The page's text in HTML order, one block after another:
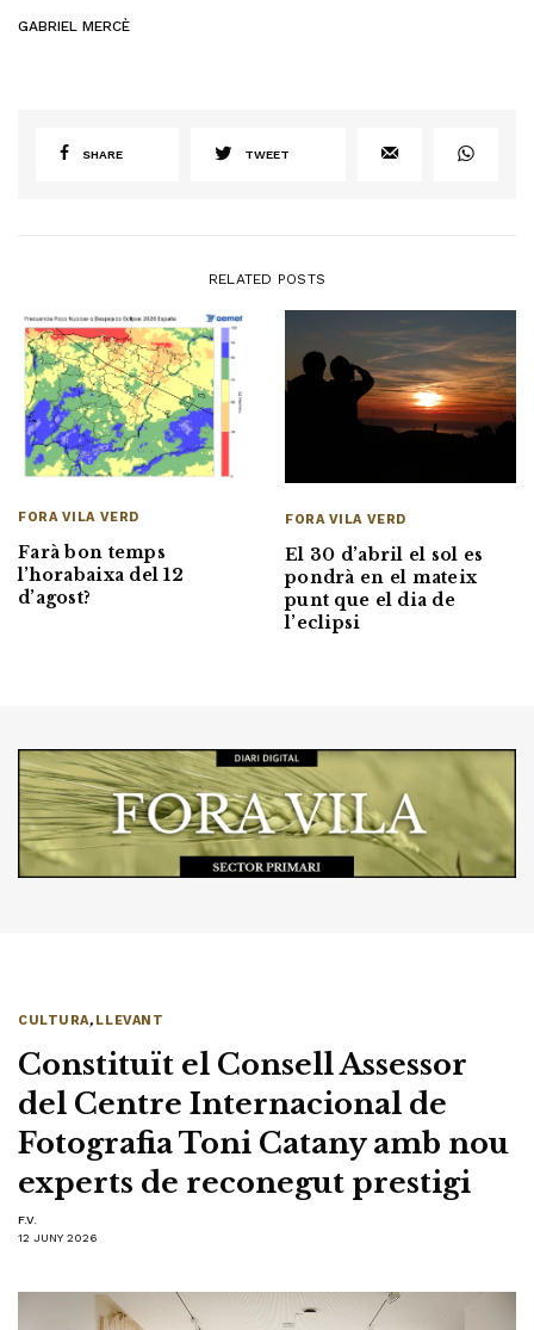
GABRIEL MERCÈ
SHARE TWEET
RELATED POSTS
FORA VILA VERD
Farà bon temps
l’horabaixa del 12
d’agost?
FORA VILA VERD
El 30 d’abril el sol es
pondrà en el mateix
punt que el dia de
l’eclipsi
CULTURA, LLEVANT
Constituït el Consell Assessor
del Centre Internacional de
Fotografia Toni Catany amb nou
experts de reconegut prestigi
F.V.
12 JUNY 2026